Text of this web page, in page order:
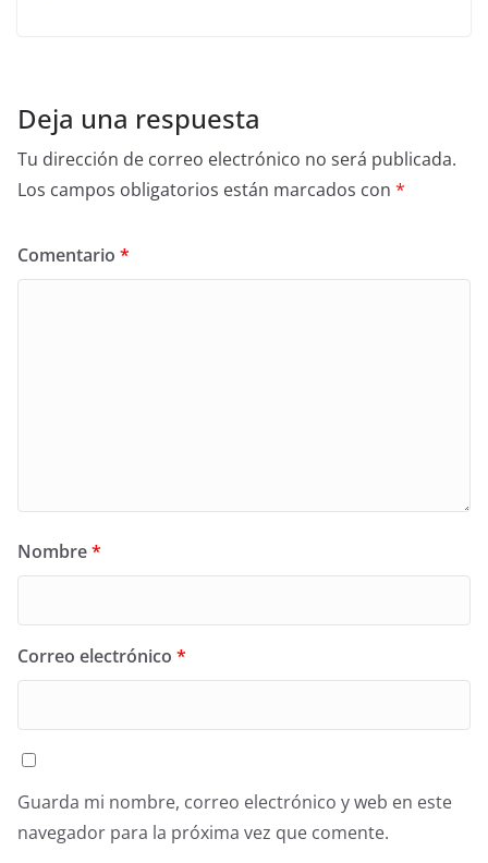
Deja una respuesta
Tu dirección de correo electrónico no será publicada.
Los campos obligatorios están marcados con *
Comentario *
Nombre*
Correo electrónico *
Guarda mi nombre, correo electrónico y web en este
navegador para la próxima vez que comente.